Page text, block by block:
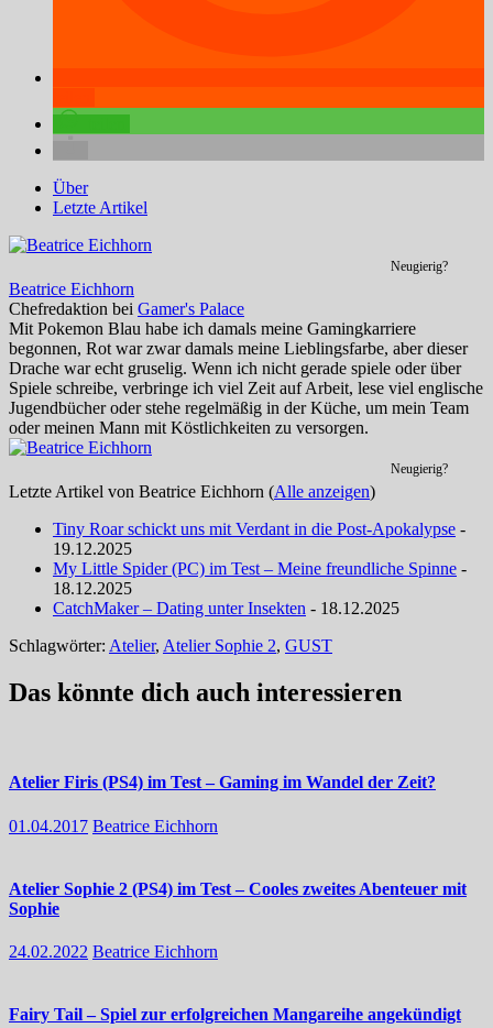
Über
Letzte Artikel
Neugierig?
Beatrice Eichhorn
Chefredaktion bei Gamer's Palace
Mit Pokemon Blau habe ich damals meine Gamingkarriere
begonnen, Rot war zwar damals meine Lieblingsfarbe, aber dieser
Drache war echt gruselig. Wenn ich nicht gerade spiele oder über
Spiele schreibe, verbringe ich viel Zeit auf Arbeit, lese viel englische
Jugendbücher oder stehe regelmäßig in der Küche, um mein Team
oder meinen Mann mit Köstlichkeiten zu versorgen.
Neugierig?
Letzte Artikel von Beatrice Eichhorn (Alle anzeigen)
Tiny Roar schickt uns mit Verdant in die Post-Apokalypse -
19.12.2025
My Little Spider (PC) im Test – Meine freundliche Spinne -
18.12.2025
CatchMaker – Dating unter Insekten - 18.12.2025
Schlagwörter: Atelier, Atelier Sophie 2, GUST
Das könnte dich auch interessieren
Atelier Firis (PS4) im Test – Gaming im Wandel der Zeit?
01.04.2017 Beatrice Eichhorn
Atelier Sophie 2 (PS4) im Test – Cooles zweites Abenteuer mit
Sophie
24.02.2022 Beatrice Eichhorn
Fairy Tail – Spiel zur erfolgreichen Mangareihe angekündigt